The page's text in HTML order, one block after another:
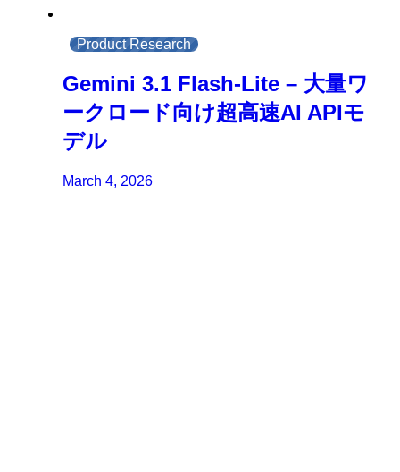
Product Research
Gemini 3.1 Flash-Lite – 大量ワ
ークロード向け超高速AI APIモ
デル
March 4, 2026